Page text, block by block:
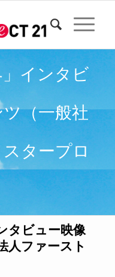
」インタビ
（一般社
タープロ
タビュー映像
人ファースト